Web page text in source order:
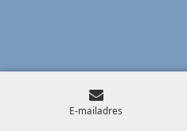
E-mailadres